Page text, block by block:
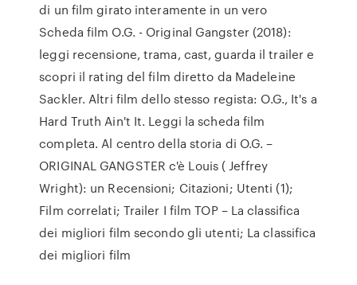
di un film girato interamente in un vero
Scheda film O.G. - Original Gangster (2018):
leggi recensione, trama, cast, guarda il trailer e
scopri il rating del film diretto da Madeleine
Sackler. Altri film dello stesso regista: O.G., It's a
Hard Truth Ain't It. Leggi la scheda film
completa. Al centro della storia di O.G. –
ORIGINAL GANGSTER c'è Louis ( Jeffrey
Wright): un Recensioni; Citazioni; Utenti (1);
Film correlati; Trailer I film TOP – La classifica
dei migliori film secondo gli utenti; La classifica
dei migliori film